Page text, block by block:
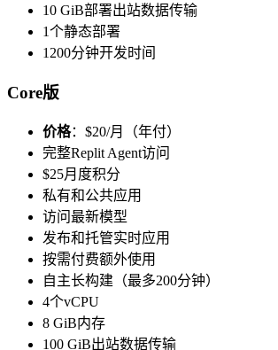
10 GiB部署出站数据传输
1个静态部署
1200分钟开发时间
Core版
价格：$20/月（年付）
完整Replit Agent访问
$25月度积分
私有和公共应用
访问最新模型
发布和托管实时应用
按需付费额外使用
自主长构建（最多200分钟）
4个vCPU
8 GiB内存
100 GiB出站数据传输